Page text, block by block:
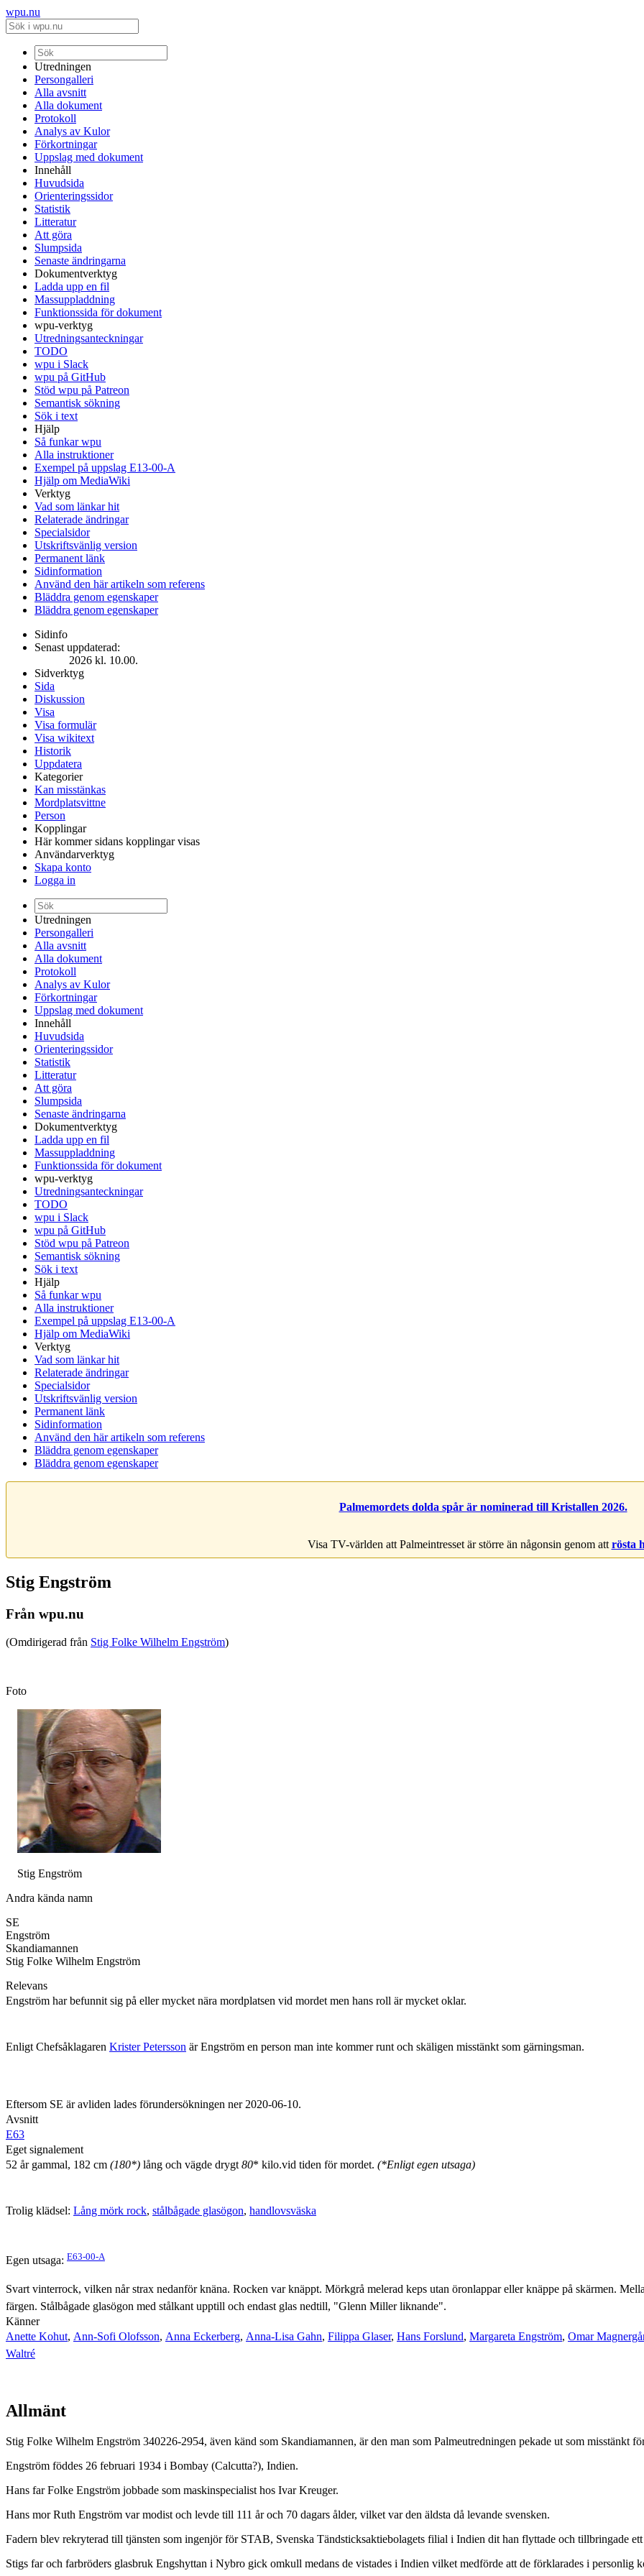
wpu.nu
Utredningen
Persongalleri
Alla avsnitt
Alla dokument
Protokoll
Analys av Kulor
Förkortningar
Uppslag med dokument
Innehåll
Huvudsida
Orienteringssidor
Statistik
Litteratur
Att göra
Slumpsida
Senaste ändringarna
Dokumentverktyg
Ladda upp en fil
Massuppladdning
Funktionssida för dokument
wpu-verktyg
Utredningsanteckningar
TODO
wpu i Slack
wpu på GitHub
Stöd wpu på Patreon
Semantisk sökning
Sök i text
Hjälp
Så funkar wpu
Alla instruktioner
Exempel på uppslag E13-00-A
Hjälp om MediaWiki
Verktyg
Vad som länkar hit
Relaterade ändringar
Specialsidor
Utskriftsvänlig version
Permanent länk
Sidinformation
Använd den här artikeln som referens
Bläddra genom egenskaper
Bläddra genom egenskaper
Sidinfo
Senast uppdaterad:
2026 kl. 10.00.
Sidverktyg
Sida
Diskussion
Visa
Visa formulär
Visa wikitext
Historik
Uppdatera
Kategorier
Kan misstänkas
Mordplatsvittne
Person
Kopplingar
Här kommer sidans kopplingar visas
Användarverktyg
Skapa konto
Logga in
Utredningen
Persongalleri
Alla avsnitt
Alla dokument
Protokoll
Analys av Kulor
Förkortningar
Uppslag med dokument
Innehåll
Huvudsida
Orienteringssidor
Statistik
Litteratur
Att göra
Slumpsida
Senaste ändringarna
Dokumentverktyg
Ladda upp en fil
Massuppladdning
Funktionssida för dokument
wpu-verktyg
Utredningsanteckningar
TODO
wpu i Slack
wpu på GitHub
Stöd wpu på Patreon
Semantisk sökning
Sök i text
Hjälp
Så funkar wpu
Alla instruktioner
Exempel på uppslag E13-00-A
Hjälp om MediaWiki
Verktyg
Vad som länkar hit
Relaterade ändringar
Specialsidor
Utskriftsvänlig version
Permanent länk
Sidinformation
Använd den här artikeln som referens
Bläddra genom egenskaper
Bläddra genom egenskaper
Palmemordets dolda spår är nominerad till Kristallen 2026.
Visa TV-världen att Palmeintresset är större än någonsin genom att rösta
Stig Engström
Från wpu.nu
(Omdirigerad från Stig Folke Wilhelm Engström)
Foto
Stig Engström
Andra kända namn
SE
Engström
Skandiamannen
Stig Folke Wilhelm Engström
Relevans
Engström har befunnit sig på eller mycket nära mordplatsen vid mordet men hans roll är mycket oklar.
Enligt Chefsåklagaren Krister Petersson är Engström en person man inte kommer runt och skäligen misstänkt som gärningsman.
Eftersom SE är avliden lades förundersökningen ner 2020-06-10.
Avsnitt
E63
Eget signalement
52 år gammal, 182 cm (180*) lång och vägde drygt 80* kilo.vid tiden för mordet. (*Enligt egen utsaga)
Trolig klädsel: Lång mörk rock, stålbågade glasögon, handlovsväska
Egen utsaga: E63-00-A
Svart vinterrock, vilken når strax nedanför knäna. Rocken var knäppt. Mörkgrå melerad keps utan öronlappar eller knäppe på skärmen.
färgen. Stålbågade glasögon med stålkant upptill och endast glas nedtill, "Glenn Miller liknande".
Känner
Anette Kohut, Ann-Sofi Olofsson, Anna Eckerberg, Anna-Lisa Gahn, Filippa Glaser, Hans Forslund, Margareta Engström, Omar
Waltré
Allmänt
Stig Folke Wilhelm Engström 340226-2954, även känd som Skandiamannen, är den man som Palmeutredningen pekade ut som misstänkt
Engström föddes 26 februari 1934 i Bombay (Calcutta?), Indien.
Hans far Folke Engström jobbade som maskinspecialist hos Ivar Kreuger.
Hans mor Ruth Engström var modist och levde till 111 år och 70 dagars ålder, vilket var den äldsta då levande svensken.
Fadern blev rekryterad till tjänsten som ingenjör för STAB, Svenska Tändsticksaktiebolagets filial i Indien dit han flyttade och tillbringade
Stigs far och farbröders glasbruk Engshyttan i Nybro gick omkull medans de vistades i Indien vilket medförde att de förklarades i personlig